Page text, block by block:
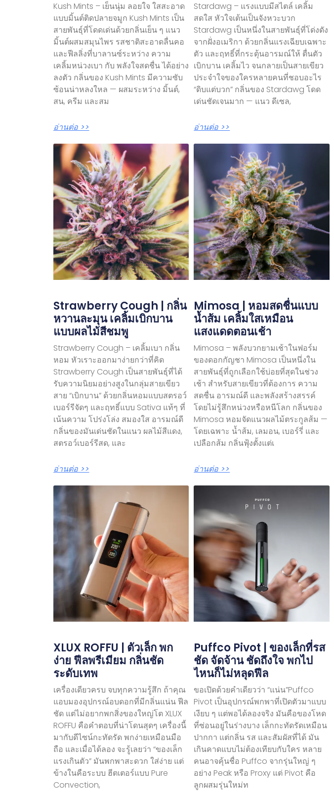
Kush Mints – เย็นนุ่ม ลอยใจ ใสสะอาด
แบบมิ้นต์ติดปลายจมูก Kush Mints เป็น
สายพันธุ์ที่โดดเด่นด้วยกลิ่นเย็น ๆ แนว
มิ้นต์ผสมสมุนไพร รสชาติสะอาดลื่นคอ
และฟีลลิ่งที่บาลานซ์ระหว่าง ความ
เคลิ้มหน่วงเบา กับ พลังใจสดชื่น ได้อย่าง
ลงตัว กลิ่นของ Kush Mints มีความซับ
ซ้อนน่าหลงใหล — ผสมระหว่าง มิ้นต์,
สน, ครีม และสม
อ่านต่อ >>
Stardawg – แรงแบบมีสไตล์ เคลิ้ม
สดใส หัวใจเต้นเป็นจังหวะบวก
Stardawg เป็นหนึ่งในสายพันธุ์ที่โด่งดัง
จากฝั่งอเมริกา ด้วยกลิ่นแรงเฉียบเฉพาะ
ตัว และฤทธิ์ที่กระตุ้นอารมณ์ให้ ตื่นตัว
เบิกบาน เคลิ้มไว จนกลายเป็นสายเขียว
ประจำใจของใครหลายคนที่ชอบอะไร
“ดิบแต่บวก” กลิ่นของ Stardawg โดด
เด่นชัดเจนมาก — แนว ดีเซล,
อ่านต่อ >>
Strawberry Cough | กลิ่น
หวานละมุน เคลิ้มเบิกบาน
แบบผลไม้สีชมพู
Strawberry Cough – เคลิ้มเบา กลิ่น
หอม หัวเราะออกมาง่ายกว่าที่คิด
Strawberry Cough เป็นสายพันธุ์ที่ได้
รับความนิยมอย่างสูงในกลุ่มสายเขียว
สาย “เบิกบาน” ด้วยกลิ่นหอมแบบสตรอว์
เบอร์รีจัดๆ และฤทธิ์แบบ Sativa แท้ๆ ที่
เน้นความ โปร่งโล่ง สมองใส อารมณ์ดี
กลิ่นของมันเด่นชัดในแนว ผลไม้สีแดง,
สตรอว์เบอร์รีสด, และ
อ่านต่อ >>
Mimosa | หอมสดชื่นแบบ
น้ำส้ม เคลิ้มใสเหมือน
แสงแดดตอนเช้า
Mimosa – พลังบวกยามเช้าในฟอร์ม
ของดอกกัญชา Mimosa เป็นหนึ่งใน
สายพันธุ์ที่ถูกเลือกใช้บ่อยที่สุดในช่วง
เช้า สำหรับสายเขียวที่ต้องการ ความ
สดชื่น อารมณ์ดี และพลังสร้างสรรค์
โดยไม่รู้สึกหน่วงหรือหนีโลก กลิ่นของ
Mimosa หอมจัดแนวผลไม้ตระกูลส้ม —
โดยเฉพาะ น้ำส้ม, เลมอน, เบอร์รี่ และ
เปลือกส้ม กลิ่นฟุ้งตั้งแต่เ
อ่านต่อ >>
XLUX ROFFU | ตัวเล็ก พก
ง่าย ฟีลพรีเมียม กลิ่นชัด
ระดับเทพ
เครื่องเดียวครบ จบทุกความรู้สึก ถ้าคุณ
แอบมองอุปกรณ์อบดอกที่มีกลิ่นแน่น ฟีล
ชัด แต่ไม่อยากพกสิ่งของใหญ่โต XLUX
ROFFU คือคำตอบที่น่าโดนสุดๆ เครื่องนี้
มากับดีไซน์กะทัดรัด พกง่ายเหมือนมือ
ถือ และเมื่อได้ลอง จะรู้เลยว่า “ของเล็ก
แรงเกินตัว” มันพกพาสะดวก ใส่ง่าย แต่
ข้างในคือระบบ ฮีตเตอร์แบบ Pure
Convection,
Puffco Pivot | ของเล็กที่รส
ชัด จัดจ้าน ชัดถึงใจ พกไป
ไหนก็ไม่หลุดฟีล
ขอเปิดด้วยคำเดียวว่า “แน่น”Puffco
Pivot เป็นอุปกรณ์พกพาที่เปิดตัวมาแบบ
เงียบ ๆ แต่พอได้ลองจริง มันคือของโหด
ที่ซ่อนอยู่ในร่างบาง เล็กกะทัดรัดเหมือน
ปากกา แต่กลิ่น รส และสัมผัสที่ได้ มัน
เกินคาดแบบไม่ต้องเทียบกับใคร หลาย
คนอาจคุ้นชื่อ Puffco จากรุ่นใหญ่ ๆ
อย่าง Peak หรือ Proxy แต่ Pivot คือ
ลูกผสมรุ่นใหม่ท